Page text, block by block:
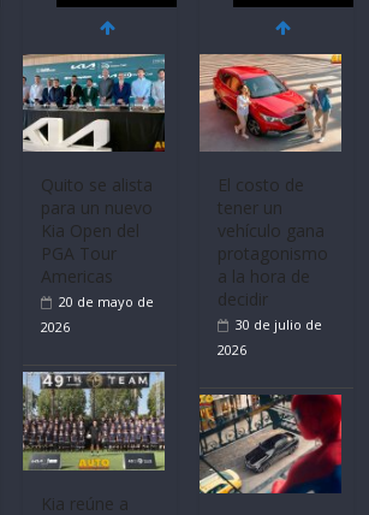
La FEDAK
recibe 12
Sinotruk
Bolden para
cubrir las rutas
de La Vuelta
31 de julio de
Ultima película
‘Spider‑Man:
Brand New
Day’ pone en
escena a
BMW
29 de julio de
2026